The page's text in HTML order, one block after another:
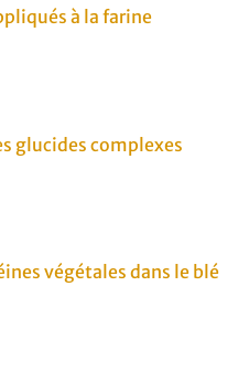
à la farine
glucides complexes
végétales dans le blé